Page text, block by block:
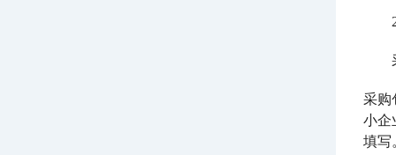
采购
小企
填写